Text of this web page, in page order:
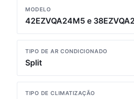
MODELO
42EZVQA24M5 e
TIPO DE AR CONDICIONADO
Split
TIPO DE CLIMATIZAÇÃO